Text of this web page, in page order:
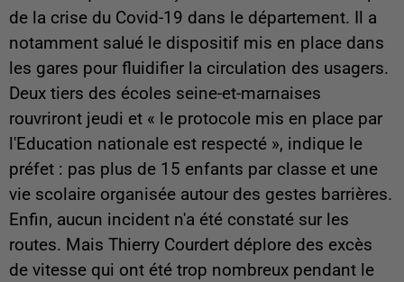
de la crise du Covid-19 dans le département. Il a
notamment salué le dispositif mis en place dans
les gares pour fluidifier la circulation des usagers.
Deux tiers des écoles seine-et-marnaises
rouvriront jeudi et « le protocole mis en place par
l'Education nationale est respecté », indique le
préfet : pas plus de 15 enfants par classe et une
vie scolaire organisée autour des gestes barrières.
Enfin, aucun incident n'a été constaté sur les
routes. Mais Thierry Courdert déplore des excès
de vitesse qui ont été trop nombreux pendant le